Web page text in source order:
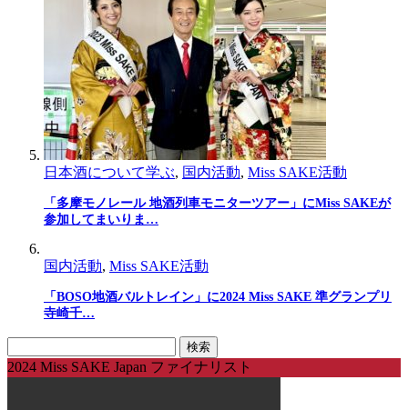
日本酒について学ぶ, 国内活動, Miss SAKE活動
「多摩モノレール 地酒列車モニターツアー」にMiss SAKEが
参加してまいりま…
国内活動, Miss SAKE活動
「BOSO地酒バルトレイン」に2024 Miss SAKE 準グランプリ
寺崎千…
索:
2024 Miss SAKE Japan ファイナリスト